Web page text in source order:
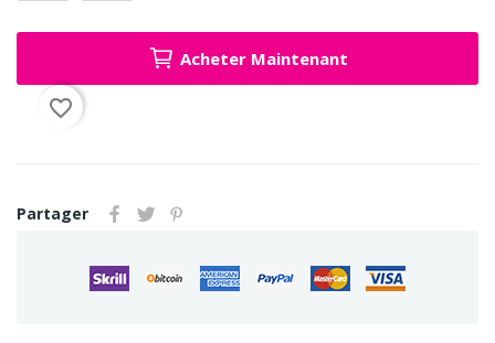
Acheter Maintenant
favorite_border
Partager